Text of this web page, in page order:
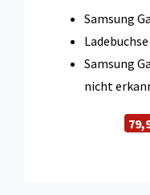
Samsung
Samsung
nicht